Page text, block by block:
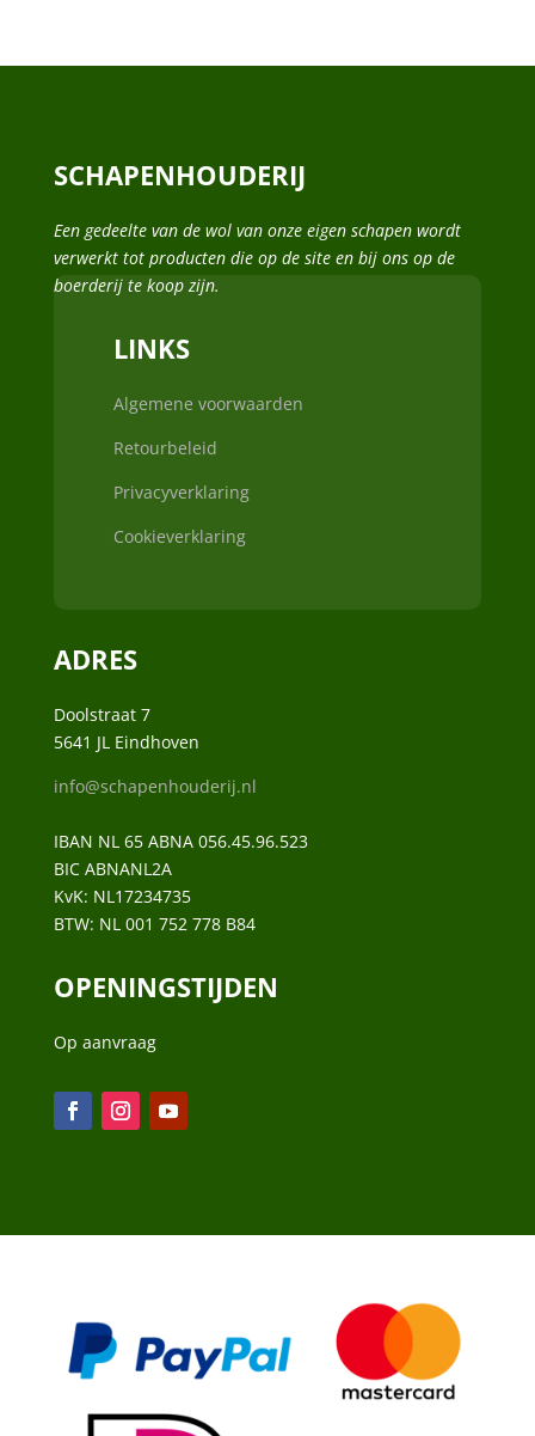
SCHAPENHOUDERIJ
Een gedeelte van de wol van onze eigen schapen wordt
verwerkt tot producten die op de site en bij ons op de
boerderij te koop zijn.
LINKS
Algemene voorwaarden
Retourbeleid
Privacyverklaring
Cookieverklaring
ADRES
Doolstraat 7
5641 JL Eindhoven
info@schapenhouderij.nl
IBAN NL 65 ABNA 056.45.96.523
BIC ABNANL2A
KvK: NL17234735
BTW: NL 001 752 778 B84
OPENINGSTIJDEN
Op aanvraag